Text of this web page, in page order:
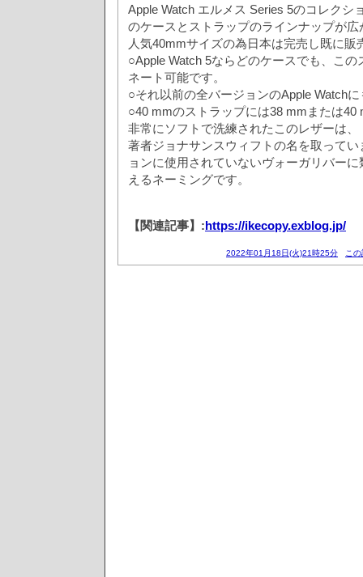
Apple Watch エルメス Series 5のコレクシ
のケースとストラップのラインナップが
人気40mmサイズの為日本は完売し既に販
○Apple Watch 5ならどのケースでも、こ
ネート可能です。
○それ以前の全バージョンのApple Watch
○40 mmのストラップには38 mmまたは40
非常にソフトで洗練されたこのレザーは
著者ジョナサンスウィフトの名を取って
ョンに使用されていないヴォーガリバー
えるネーミングです。
【関連記事】:https://ikecopy.exblog.jp/
2022年01月18日(火)21時25分 こ